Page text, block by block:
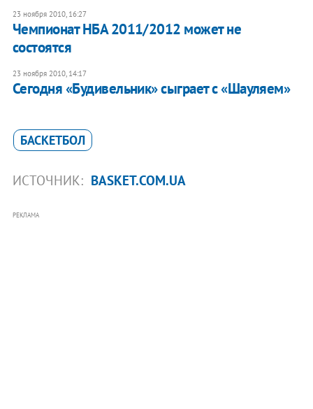
23 ноября 2010, 16:27
Чемпионат НБА 2011/2012 может не
состоятся
23 ноября 2010, 14:17
Сегодня «Будивельник» сыграет с «Шауляем»
БАСКЕТБОЛ
ИСТОЧНИК: BASKET.COM.UA
РЕКЛАМА